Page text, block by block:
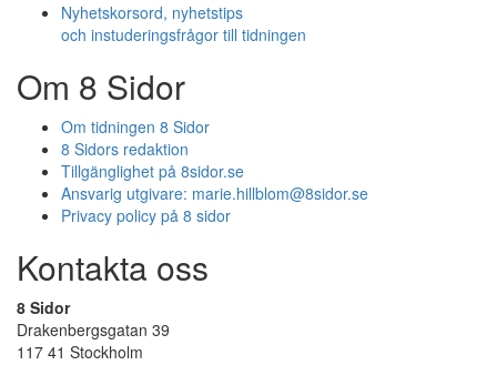
Nyhetskorsord, nyhetstips
och instuderingsfrågor till tidningen
Om 8 Sidor
Om tidningen 8 Sidor
8 Sidors redaktion
Tillgänglighet på 8sidor.se
Ansvarig utgivare: marie.hillblom@8sidor.se
Privacy policy på 8 sidor
Kontakta oss
8 Sidor
Drakenbergsgatan 39
117 41 Stockholm